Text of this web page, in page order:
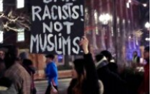
فرهنگ و زندگی
حقوق شهروندی
اقتصادی
علم و فناوری
مستندها
انتخابات ریاست جمهوری آمریکا ۲۰۲۴
حمله جمهوری اسلامی به اسرائیل
رمز مهسا
دنبال کنید